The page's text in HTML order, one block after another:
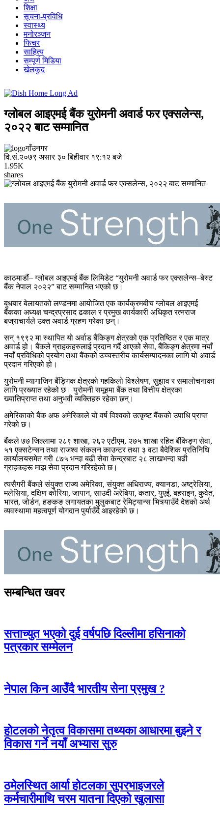
शिक्षा
सूचना-प्रविधि
स्वास्थ्य
मनोरञ्जन
फिचर
साहित्य
सम्पूर्ण मिडिया
खेलकुद
ग्लोबल आइएमई बैंक युरोमनी अवार्ड फर एक्सलेन्स,
२०२२ बाट सम्मानित
गाँउनगर
वि.सं.२०७९ असार ३० बिहीवार १९:१२ बजे
1.95K
shares
काठमाडौं– ग्लोबल आइएमई बैंक लिमिडेट “युरोमनी अवार्ड फर एक्सलेन्स–बेस्ट
बैंक नेपाल २०२२” बाट सम्मानित भएको छ।
बुधबार बेलायतको लण्डनमा आयोजित एक कार्यक्रमबीच ग्लोबल आइएमई
बैंकका अध्यक्ष चन्द्रप्रसाद ढकाल र प्रमुख कार्यकारी अधिकृत रत्नराज
बज्राचार्यले उक्त अवार्ड ग्रहण गरेका छन्।
सन् १९९२ मा स्थापित यो अर्वाड बैंकिङ्ग क्षेत्रको एक प्रतिष्ठित र एक मात्र
अवार्ड हो। बैंकले ग्राहकहरुलाई प्रदान गर्दै आएको सेवा, बैंकिङ्ग क्षेत्रमा नयाँ
नयाँ प्रविधिको प्रयोग तथा बैंकको उच्चस्तरीय कार्यसम्पादनका लागि यो अवार्ड
प्रदान गरिएको हो।
युरोमनी म्यागाजिन बैंङ्गिक क्षेत्रको गहकिलो विश्लेषण, सुझाव र समालोचनाका
लागि प्रख्यात रहेको छ। युरोमनी समूहमा बैंक तथा वित्तीय क्षेत्रका
ख्यातिप्राप्त तथा अनुभवी व्यक्तिहरु रहेका छन्।
अमेरिकाको बैंक अफ अमेरिकाले यो वर्ष विश्वको उत्कृष्ट बैंकको उपाधि प्राप्त
गरेको छ।
बैंकले ७७ जिल्लामा २८९ शाखा, २६२ एटीएम, २७५ शाखा रहित बैंकिङ्ग सेवा,
५१ एक्सटेन्सन तथा राजश्व संकलन काउन्टर तथा ३ वटा बैदेशिक प्रतिनिधि
कार्यालयसमेत गरी ८७५ भन्दा बढी सेवा केन्द्रबाट २८ लाखभन्दा बढी
ग्राहकहरू माझ सेवा प्रदान गरिरहेको छ।
त्यसैगरी बैंकले संयुक्त राज्य अमेरिका, संयुक्त अधिराज्य, क्यानडा, अष्ट्रेलिया,
मलेसिया, दक्षिण कोरिया, जापान, साउदी अरेबिया, कतार, युएई, बहराइन, कुवेत,
भारत, जोर्डन, हङकङ लगायतका मुलुकबाट रेमिट्यान्स भित्र्याउँदै देशको अर्थ
व्यवस्थामा महत्वपूर्ण योगदान पुर्याउँदै आइरहेको छ।
सम्बन्धित खवर
सत्ताच्युत भएको दुई वर्षपछि दिल्लीमा हसिनाको
पत्रकार सम्मेलन
नेपाल किन आउँदै भारतीय सेना प्रमुख ?
होटलको नेतृत्व विकासमा तथ्यका आधारमा बुझ्ने र
विकास गर्ने नयाँ अभ्यास सुरु
ठमेलस्थित आर्या होटलका सुपरभाइजरले
कर्मचारीमाथि चरम यातना दिएको खुलासा